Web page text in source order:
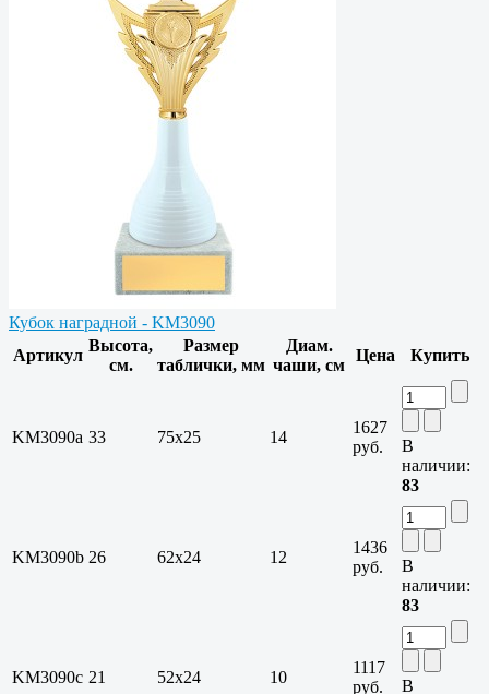
Кубок наградной - KM3090
Артикул
Высота,
см.
Размер
таблички, мм
Диам.
чаши, см
Цена Купить
KM3090a 33 75х25 14
1627
руб.
В
наличии:
83
KM3090b 26 62х24 12
1436
руб.
В
наличии:
83
KM3090c 21 52х24 10
1117
руб.
В